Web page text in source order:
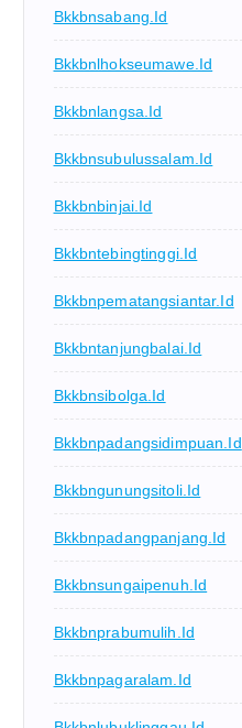
Bkkbnsabang.id
Bkkbnlhokseumawe.id
Bkkbnlangsa.id
Bkkbnsubulussalam.id
Bkkbnbinjai.id
Bkkbntebingtinggi.id
Bkkbnpematangsiantar.id
Bkkbntanjungbalai.id
Bkkbnsibolga.id
Bkkbnpadangsidimpuan.id
Bkkbngunungsitoli.id
Bkkbnpadangpanjang.id
Bkkbnsungaipenuh.id
Bkkbnprabumulih.id
Bkkbnpagaralam.id